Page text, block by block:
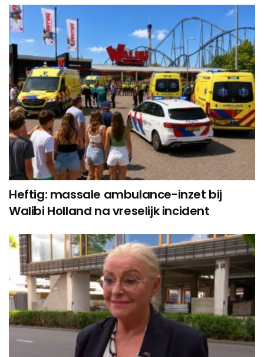
Heftig: massale ambulance-inzet bij
Walibi Holland na vreselijk incident